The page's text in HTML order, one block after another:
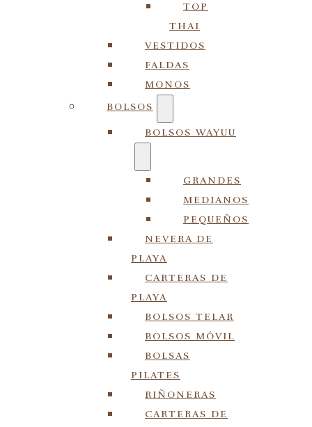
TOP
THAI
VESTIDOS
FALDAS
MONOS
BOLSOS
BOLSOS WAYUU
GRANDES
MEDIANOS
PEQUEÑOS
NEVERA DE
PLAYA
CARTERAS DE
PLAYA
BOLSOS TELAR
BOLSOS MÓVIL
BOLSAS
PILATES
RIÑONERAS
CARTERAS DE